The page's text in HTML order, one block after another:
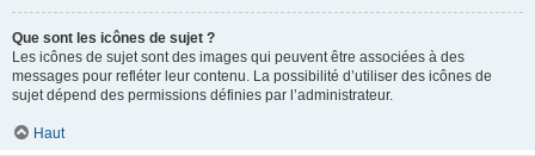
Que sont les icônes de sujet ?
Les icônes de sujet sont des images qui peuvent être associées à des
messages pour refléter leur contenu. La possibilité d’utiliser des icônes de
sujet dépend des permissions définies par l’administrateur.
Haut